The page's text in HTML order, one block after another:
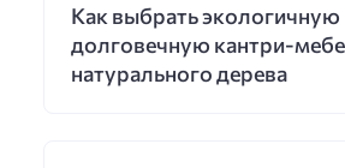
Как выбрать экологичную
долговечную кантри-
натурального дерева